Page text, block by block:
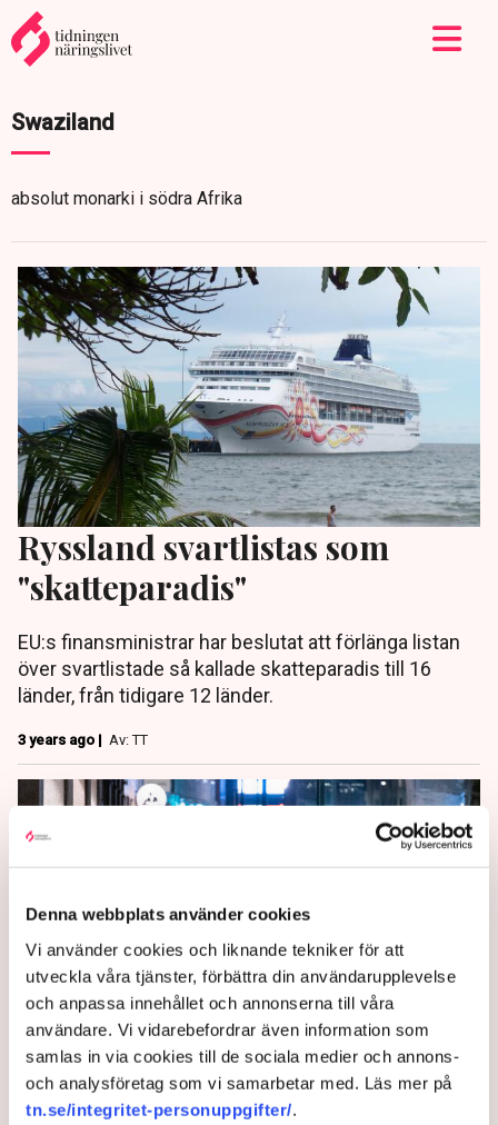
Denna webbplats använder cookies
Vi använder cookies och liknande tekniker för att
utveckla våra tjänster, förbättra din användarupplevelse
och anpassa innehållet och annonserna till våra
användare. Vi vidarebefordrar även information som
samlas in via cookies till de sociala medier och annons-
och analysföretag som vi samarbetar med. Läs mer på
tn.se/integritet-personuppgifter/.
Swaziland
absolut monarki i södra Afrika
Ryssland svartlistas som
"skatteparadis"
EU:s finansministrar har beslutat att förlänga listan
över svartlistade så kallade skatteparadis till 16
länder, från tidigare 12 länder.
3 years ago | Av: TT
Så har viruset påverkat oss
under året